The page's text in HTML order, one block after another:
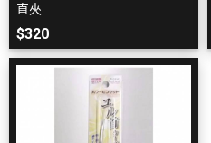
直夾
$320